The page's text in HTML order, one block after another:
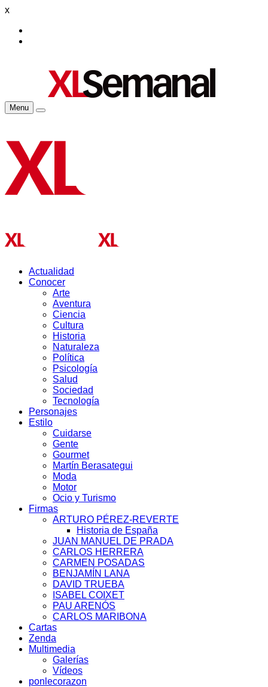
x
Menu
Actualidad
Conocer
Arte
Aventura
Ciencia
Cultura
Historia
Naturaleza
Política
Psicología
Salud
Sociedad
Tecnología
Personajes
Estilo
Cuidarse
Gente
Gourmet
Martín Berasategui
Moda
Motor
Ocio y Turismo
Firmas
ARTURO PÉREZ-REVERTE
Historia de España
JUAN MANUEL DE PRADA
CARLOS HERRERA
CARMEN POSADAS
BENJAMÍN LANA
DAVID TRUEBA
ISABEL COIXET
PAU ARENÓS
CARLOS MARIBONA
Cartas
Zenda
Multimedia
Galerías
Vídeos
ponlecorazon